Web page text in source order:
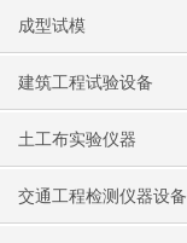
成型试模
建筑工程试验设备
土工布实验仪器
交通工程检测仪器设备